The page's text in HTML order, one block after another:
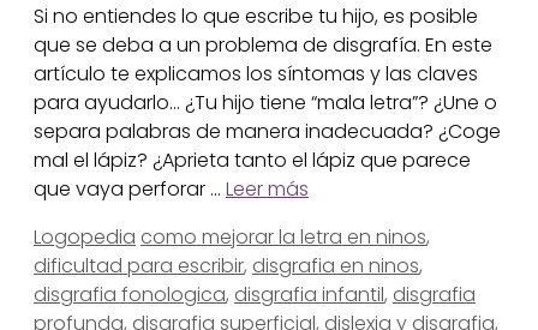
Si no entiendes lo que escribe tu hijo, es posible
que se deba a un problema de disgrafía. En este
artículo te explicamos los síntomas y las claves
para ayudarlo… ¿Tu hijo tiene “mala letra”? ¿Une o
separa palabras de manera inadecuada? ¿Coge
mal el lápiz? ¿Aprieta tanto el lápiz que parece
que vaya perforar … Leer más
Categorías
Logopedia Etiquetas
como mejorar la letra en ninos,
dificultad para escribir, disgrafia en ninos,
disgrafia fonologica, disgrafia infantil, disgrafia
profunda, disgrafia superficial, dislexia y disgrafia,